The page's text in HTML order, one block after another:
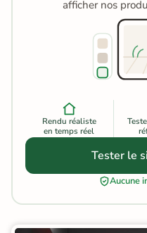
afficher nos
Rendu réaliste
en temps réel
Tester le
Aucune